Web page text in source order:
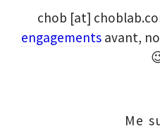
chob [at]
engagementsavant,
Me